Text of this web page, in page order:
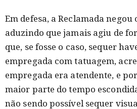
Em defesa, a Reclamada negou
aduzindo que jamais agiu de
que, se fosse o caso, sequer
empregada com tatuagem,
empregada era atendente, e
maior parte do tempo
não sendo possível sequer